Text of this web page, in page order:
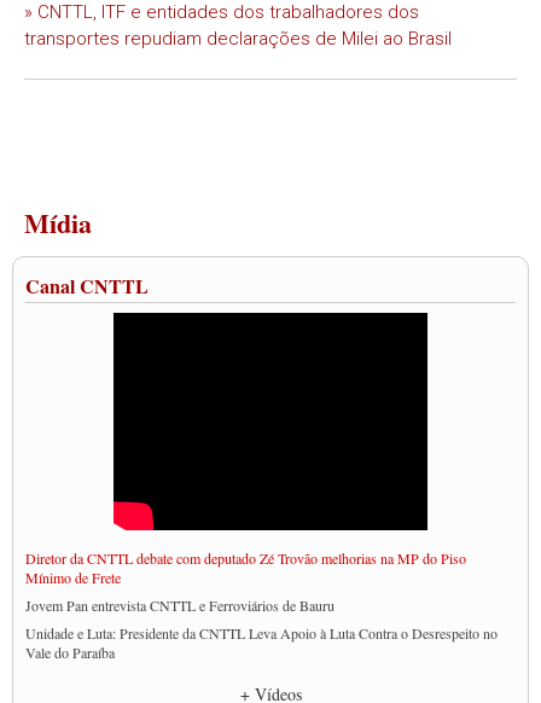
» CNTTL, ITF e entidades dos trabalhadores dos
transportes repudiam declarações de Milei ao Brasil
Mídia
Canal CNTTL
Diretor da CNTTL debate com deputado Zé Trovão melhorias na MP do Piso
Mínimo de Frete
Jovem Pan entrevista CNTTL e Ferroviários de Bauru
Unidade e Luta: Presidente da CNTTL Leva Apoio à Luta Contra o Desrespeito no
Vale do Paraíba
+ Vídeos